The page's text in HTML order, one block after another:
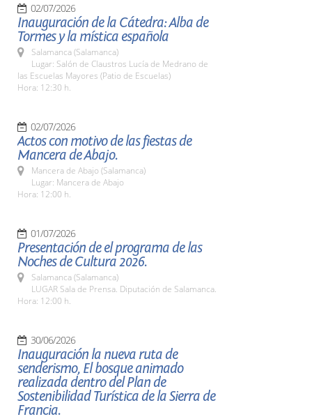
02/07/2026
Inauguración de la Cátedra: Alba de
Tormes y la mística española
Salamanca (Salamanca)
Lugar: Salón de Claustros Lucía de Medrano de
las Escuelas Mayores (Patio de Escuelas)
Hora: 12:30 h.
02/07/2026
Actos con motivo de las fiestas de
Mancera de Abajo.
Mancera de Abajo (Salamanca)
Lugar: Mancera de Abajo
Hora: 12:00 h.
01/07/2026
Presentación de el programa de las
Noches de Cultura 2026.
Salamanca (Salamanca)
LUGAR Sala de Prensa. Diputación de Salamanca.
Hora: 12:00 h.
30/06/2026
Inauguración la nueva ruta de
senderismo, El bosque animado
realizada dentro del Plan de
Sostenibilidad Turística de la Sierra de
Francia.